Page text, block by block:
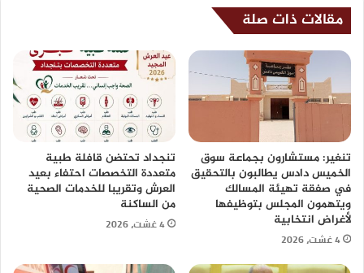
مقالات ذات صلة
تنغير: مستشارون بجماعة سوق
الخميس دادس يطالبون بالتحقيق
في صفقة تهيئة المسالك
ويتهمون المجلس بتوظيفها
لأغراض انتخابية
4 غشت، 2026
تنجداد تحتضن قافلة طبية
متعددة التخصصات احتفاء بعيد
العرش وتقريبا للخدمات الصحية
من الساكنة
4 غشت، 2026